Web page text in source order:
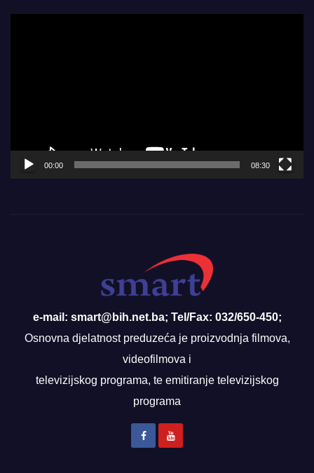
00:00 08:30
e-mail: smart@bih.net.ba; Tel/Fax: 032/650-450;
Osnovna djelatnost preduzeća je proizvodnja filmova,
videofilmova i
televizijskog programa, te emitiranje televizijskog
programa